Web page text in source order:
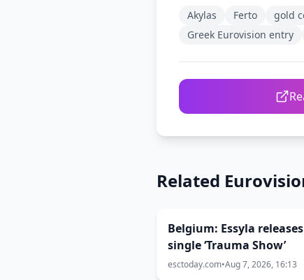
Akylas Ferto gold
Greek Eurovision entry
Related
Belgium: Essyla
single ‘Trauma Show’
esctoday.com•Aug 7, 2026, 16:13